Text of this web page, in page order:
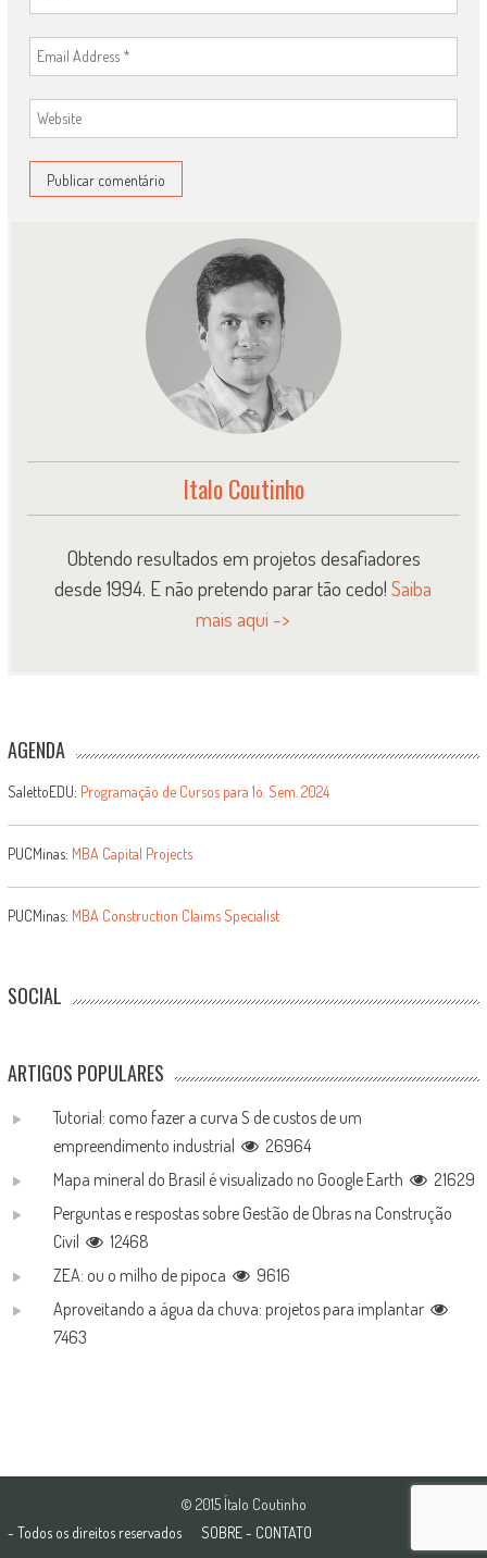
Italo Coutinho
Obtendo resultados em projetos desafiadores
desde 1994. E não pretendo parar tão cedo!Saiba
mais aqui ->
AGENDA
SalettoEDU: Programação de Cursos para 1o. Sem. 2024
PUCMinas: MBA Capital Projects
PUCMinas: MBA Construction Claims Specialist
SOCIAL
ARTIGOS POPULARES
Tutorial: como fazer a curva S de custos de um
empreendimento industrial
26964
Mapa mineral do Brasil é visualizado no Google Earth
21629
Perguntas e respostas sobre Gestão de Obras na Construção
Civil
12468
ZEA: ou o milho de pipoca
9616
Aproveitando a água da chuva: projetos para implantar
7463
© 2015 Ítalo Coutinho
- Todos os direitos reservados SOBRE- CONTATO